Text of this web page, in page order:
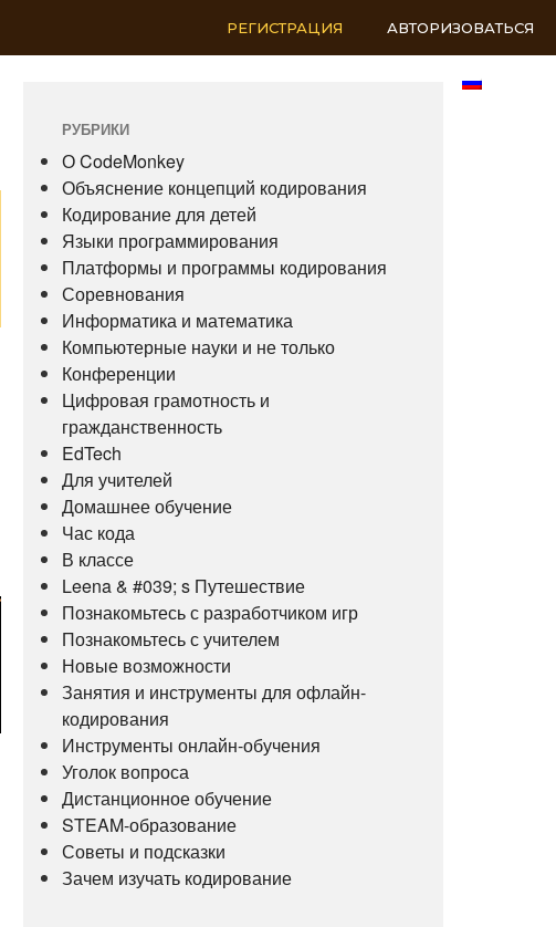
РЕГИСТРАЦИЯ АВТОРИЗОВАТЬСЯ
РУБРИКИ
О CodeMonkey
Объяснение концепций кодирования
Кодирование для детей
Языки программирования
Платформы и программы кодирования
Соревнования
Информатика и математика
Компьютерные науки и не только
Конференции
Цифровая грамотность и
гражданственность
EdTech
Для учителей
Домашнее обучение
Час кода
В классе
Leena & #039; s Путешествие
Познакомьтесь с разработчиком игр
Познакомьтесь с учителем
Новые возможности
Занятия и инструменты для офлайн-
кодирования
Инструменты онлайн-обучения
Уголок вопроса
Дистанционное обучение
STEAM-образование
Советы и подсказки
Зачем изучать кодирование